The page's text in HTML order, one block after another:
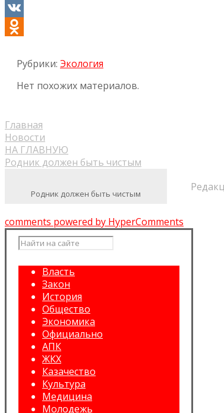
Главная
Новости
НА ГЛАВНУЮ
Родник должен быть чистым
Родник должен быть чистым
Mail.Ru
VK
Рубрики: Экология
Нет похожих материалов.
comments powered by HyperComments
Власть
Закон
История
Общество
Экономика
Официально
АПК
ЖКХ
Казачество
Культура
Медицина
Молодежь